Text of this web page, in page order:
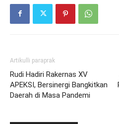
Artikulli paraprak
Rudi Hadiri Rakernas XV
APEKSI, Bersinergi Bangkitkan
Daerah di Masa Pandemi